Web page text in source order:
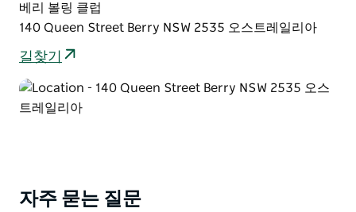
베리 볼링 클럽
140 Queen Street Berry NSW 2535 오스트레일리아
길찾기
자주 묻는 질문